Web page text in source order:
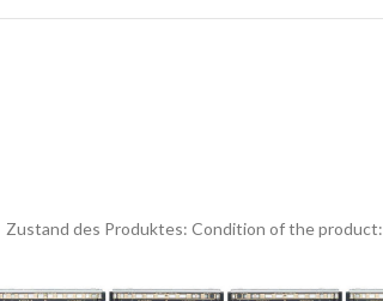
Zustand des Produktes: Condition of the product: